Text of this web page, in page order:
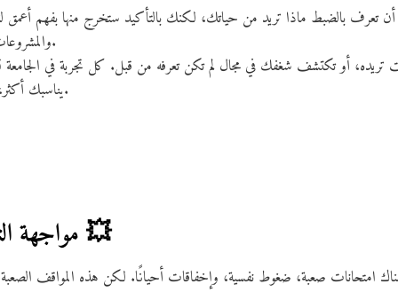
تعرف بالضبط ماذا تريد من حياتك، لكنك بالتأكيد ستخرج منها بفهم
والمشروعات، تكتشف ميولك الحقيقية وقدراتك.
أو تكتشف شغفك في مجال لم تكن تعرفه من قبل. كل تجربة في الجامعة
يناسبك أكثر، وهذا من أهم تأثيراتها على مستقبلك.
4. مواجهة التحديات وتعلم الصبر 💥
امتحانات صعبة، ضغوط نفسية، وإخفاقات أحيانًا. لكن هذه المواقف الصعبة